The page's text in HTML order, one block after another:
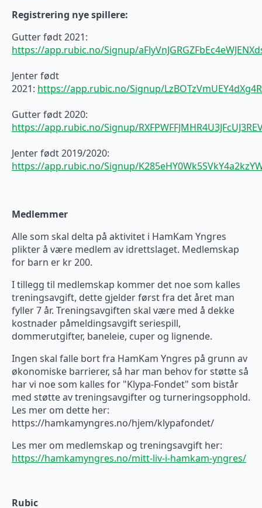
Registrering nye spillere:
Gutter født 2021:
https://app.rubic.no/Signup/
Jenter født
2021: https://app.rubic.no/Signup/
Gutter født 2020:
https://app.rubic.no/Signup/
Jenter født 2019/2020:
https://app.rubic.no/Signup/
Medlemmer
Alle som skal delta på aktivitet i HamKam Yngres
plikter å være medlem av idrettslaget. Medlemskap
for barn er kr 200.
I tillegg til medlemskap kommer det noe som kalles
treningsavgift, dette gjelder først fra det året man
fyller 7 år. Treningsavgiften skal være med å dekke
kostnader påmeldingsavgift seriespill,
dommerutgifter, baneleie, cuper og lignende.
Ingen skal falle bort fra HamKam Yngres på grunn av
økonomiske barrierer, så har man behov for støtte så
har vi noe som kalles for "Klypa-Fondet" som bistår
med støtte av treningsavgifter og turneringsopphold.
Les mer om dette her:
https://hamkamyngres.no/hjem/klypafondet/
Les mer om medlemskap og treningsavgift her:
https://hamkamyngres.no/mitt-liv-i-hamkam-yngres/
Rubic